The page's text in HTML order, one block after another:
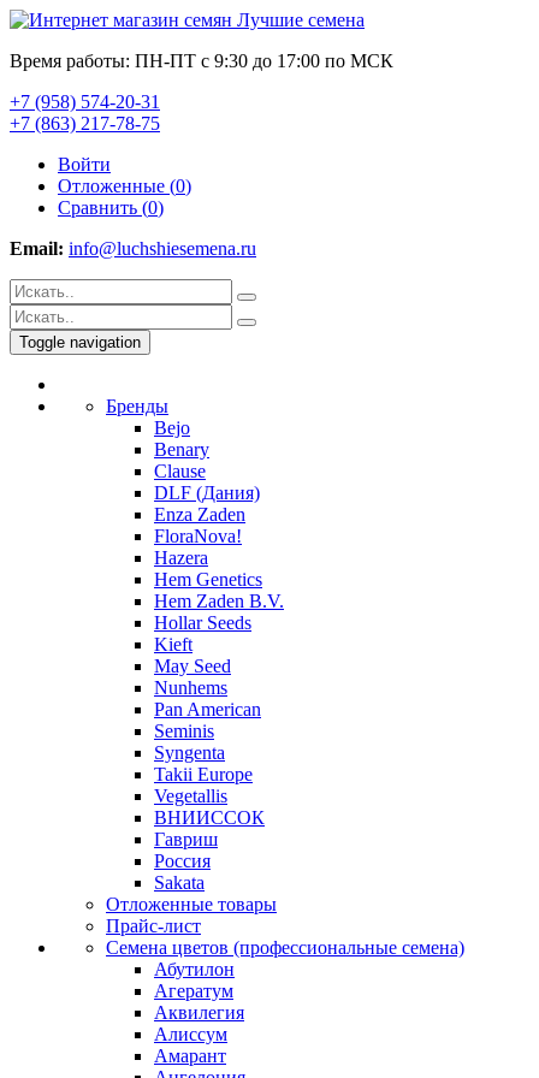
Время работы: ПН-ПТ с 9:30 до 17:00 по МСК
+7 (958) 574-20-31
+7 (863) 217-78-75
Войти
Отложенные (0)
Сравнить (0)
Email: info@luchshiesemena.ru
Toggle navigation
Бренды
Bejo
Benary
Clause
DLF (Дания)
Enza Zaden
FloraNova!
Hazera
Hem Genetics
Hem Zaden B.V.
Hollar Seeds
Kieft
May Seed
Nunhems
Pan American
Seminis
Syngenta
Takii Europe
Vegetallis
ВНИИССОК
Гавриш
Россия
Sakata
Отложенные товары
Прайс-лист
Семена цветов (профессиональные семена)
Абутилон
Агератум
Аквилегия
Алиссум
Амарант